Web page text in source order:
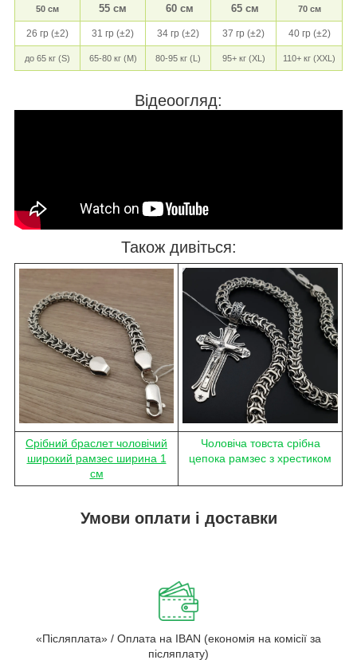
50 см 55 см 60 см 65 см 70 см
26 гр (±2) 31 гр (±2) 34 гр (±2) 37 гр (±2) 40 гр (±2)
до 65 кг (S) 65-80 кг (M) 80-95 кг (L) 95+ кг (XL) 110+ кг (XXL)
Відеоогляд:
Також дивіться:
Срібний браслет чоловічий
широкий рамзес ширина 1
см
Чоловіча товста срібна
цепока рамзес з хрестиком
Умови оплати і доставки
«Післяплата» / Оплата на IBAN (економія на комісії за
післяплату)